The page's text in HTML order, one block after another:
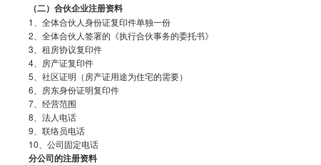
（二）合伙企业注册资料
1、全体合伙人身份证复印件单独一份
2、全体合伙人签署的《执行合伙事务的委托书》
3、租房协议复印件
4、房产证复印件
5、社区证明（房产证用途为住宅的需要）
6、房东身份证明复印件
7、经营范围
8、法人电话
9、联络员电话
10、公司固定电话
分公司的注册资料